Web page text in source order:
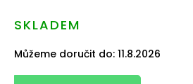
SKLADEM
Můžeme doručit do: 11.8.2026